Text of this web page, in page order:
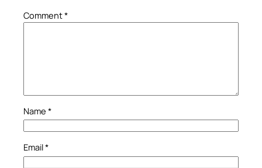
Comment*
Name *
Email*